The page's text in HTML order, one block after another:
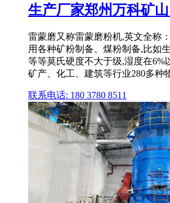
生产厂家郑州万科矿山
雷蒙磨又称雷蒙磨粉机,英文全称
用各种矿粉制备、煤粉制备,比如
等等莫氏硬度不大于级,湿度在6%
矿产、化工、建筑等行业280多种
联系电话: 180 3780 8511